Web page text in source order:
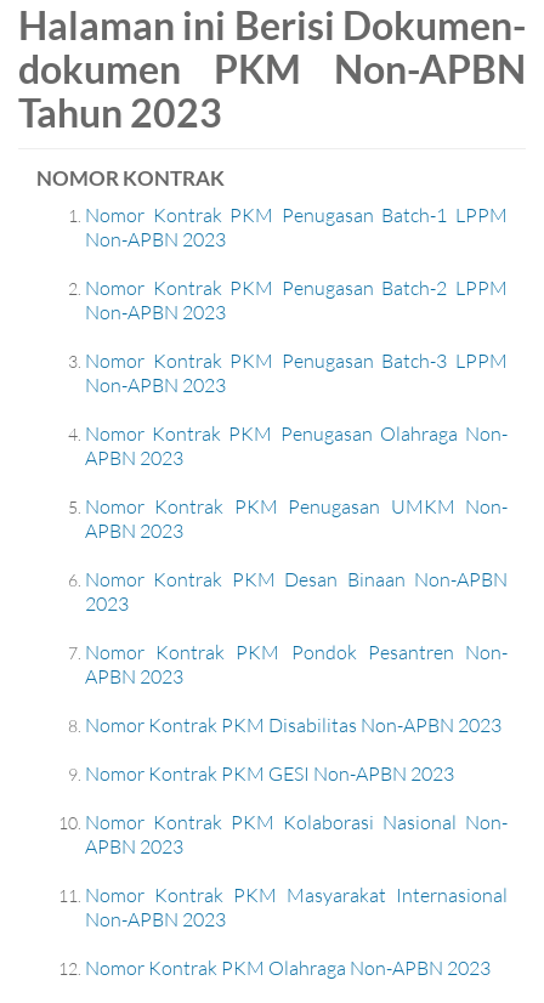
Halaman ini Berisi Dokumen-
dokumen PKM Non-APBN
Tahun 2023
NOMOR KONTRAK
Nomor Kontrak PKM Penugasan Batch-1 LPPM
Non-APBN 2023
Nomor Kontrak PKM Penugasan Batch-2 LPPM
Non-APBN 2023
Nomor Kontrak PKM Penugasan Batch-3 LPPM
Non-APBN 2023
Nomor Kontrak PKM Penugasan Olahraga Non-
APBN 2023
Nomor Kontrak PKM Penugasan UMKM Non-
APBN 2023
Nomor Kontrak PKM Desan Binaan Non-APBN
2023
Nomor Kontrak PKM Pondok Pesantren Non-
APBN 2023
Nomor Kontrak PKM Disabilitas Non-APBN 2023
Nomor Kontrak PKM GESI Non-APBN 2023
Nomor Kontrak PKM Kolaborasi Nasional Non-
APBN 2023
Nomor Kontrak PKM Masyarakat Internasional
Non-APBN 2023
Nomor Kontrak PKM Olahraga Non-APBN 2023